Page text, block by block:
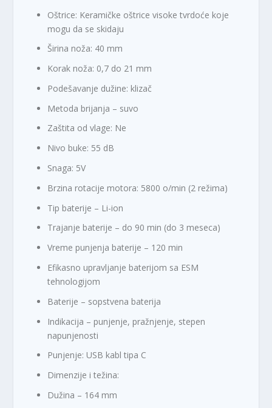
Oštrice: Keramičke oštrice visoke tvrdoće koje
mogu da se skidaju
Širina noža: 40 mm
Korak noža: 0,7 do 21 mm
Podešavanje dužine: klizač
Metoda brijanja – suvo
Zaštita od vlage: Ne
Nivo buke: 55 dB
Snaga: 5V
Brzina rotacije motora: 5800 o/min (2 režima)
Tip baterije – Li-ion
Trajanje baterije – do 90 min (do 3 meseca)
Vreme punjenja baterije – 120 min
Efikasno upravljanje baterijom sa ESM
tehnologijom
Baterije – sopstvena baterija
Indikacija – punjenje, pražnjenje, stepen
napunjenosti
Punjenje: USB kabl tipa C
Dimenzije i težina:
Dužina – 164 mm